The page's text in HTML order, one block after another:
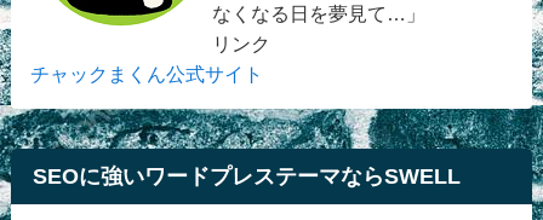
なくなる日を夢見て…」
リンク
チャックまくん公式サイト
SEOに強いワードプレステーマならSWELL